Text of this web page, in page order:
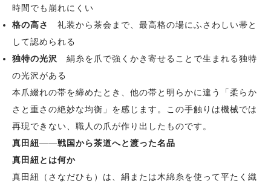
時間でも崩れにくい
格の高さ 礼装から茶会まで、最高格の場にふさわしい帯と
して認められる
独特の光沢 絹糸を爪で強くかき寄せることで生まれる独特
の光沢がある
本爪綴れの帯を締めたとき、他の帯と明らかに違う「柔らか
さと重さの絶妙な均衡」を感じます。この手触りは機械では
再現できない、職人の爪が作り出したものです。
真田紐——戦国から茶道へと渡った名品
真田紐とは何か
真田紐（さなだひも）は、絹または木綿糸を使って平たく織